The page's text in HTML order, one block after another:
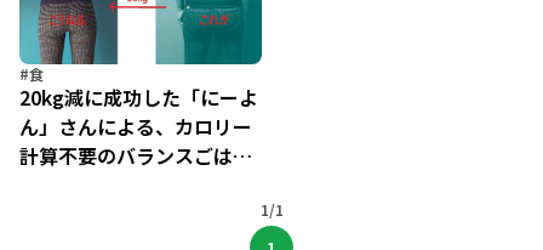
#食
20kg減に成功した「にーよ
ん」さんによる、カロリー
計算不要のバランスごはん
1/1